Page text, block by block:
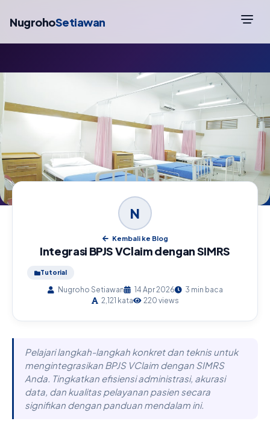
NugrohoSetiawan
N
Kembali ke Blog
Integrasi BPJS VClaim dengan SIMRS
Tutorial
Nugroho Setiawan 14 Apr 2026
3 min baca
2,121 kata
220 views
Pelajari langkah-langkah konkret dan teknis untuk
mengintegrasikan BPJS VClaim dengan SIMRS
Anda. Tingkatkan efisiensi administrasi, akurasi
data, dan kualitas pelayanan pasien secara
signifikan dengan panduan mendalam ini.